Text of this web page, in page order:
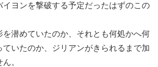
イヨンを撃破する予定だったはずのこの
を潜めていたのか、それとも何処かへ何
ていたのか、ジリアンがきられるまで加
。